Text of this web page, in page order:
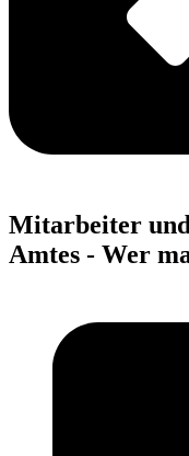
Mitarbeiter
Amtes - Wer